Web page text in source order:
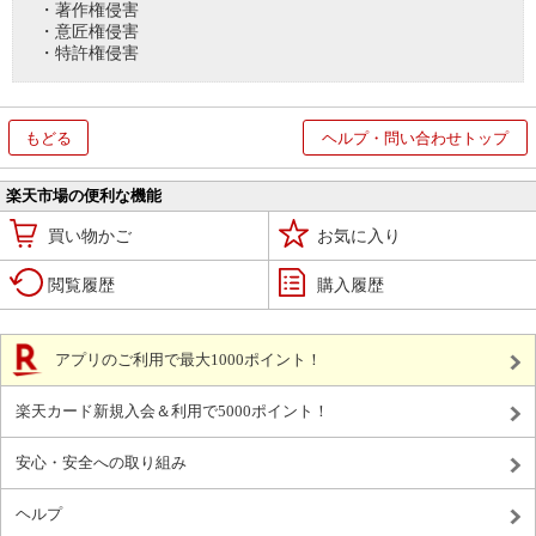
・著作権侵害
・意匠権侵害
・特許権侵害
もどる ヘルプ・問い合わせトップ
楽天市場の便利な機能
買い物かご お気に入り
閲覧履歴 購入履歴
アプリのご利用で最大1000ポイント！
楽天カード新規入会＆利用で5000ポイント！
安心・安全への取り組み
ヘルプ